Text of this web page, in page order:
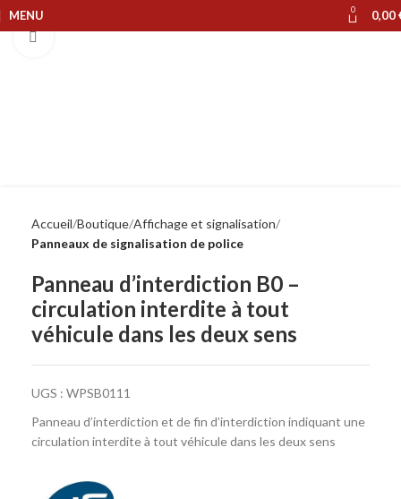
MENU 0 0,00
Accueil Boutique Affichage et signalisation
Panneaux de signalisation de police
Panneau d’interdiction B0 –
circulation interdite à tout
véhicule dans les deux sens
UGS : WPSB0111
Panneau d’interdiction et de fin d’interdiction indiquant une
circulation interdite à tout véhicule dans les deux sens